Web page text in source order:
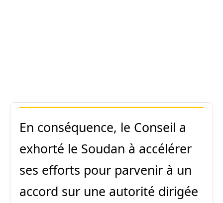
En conséquence, le Conseil a
exhorté le Soudan à accélérer
ses efforts pour parvenir à un
accord sur une autorité dirigée